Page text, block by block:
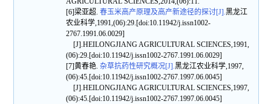
[6]梁亚超. 春玉米高产原理及高产新途径的探讨[J].黑龙江
农业科学,1991,(06):29.[doi:10.11942/j.issn1002-
2767.1991.06.0029]
[J].HEILONGJIANG AGRICULTURAL SCIENCES,1991,
(06):29.[doi:10.11942/j.issn1002-2767.1991.06.0029]
[7]黄春艳. 杂草抗药性研究概况[J].黑龙江农业科学,1997,
(06):45.[doi:10.11942/j.issn1002-2767.1997.06.0045]
[J].HEILONGJIANG AGRICULTURAL SCIENCES,1997,
(06):45.[doi:10.11942/j.issn1002-2767.1997.06.0045]